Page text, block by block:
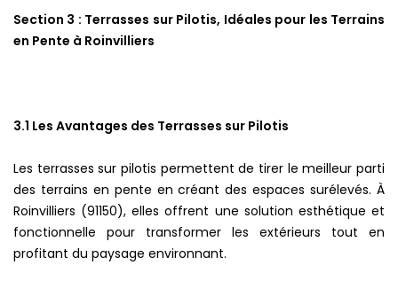
Section 3 : Terrasses sur Pilotis, Idéales pour les Terrains
en Pente à Roinvilliers
3.1 Les Avantages des Terrasses sur Pilotis
Les terrasses sur pilotis permettent de tirer le meilleur parti
des terrains en pente en créant des espaces surélevés. À
Roinvilliers (91150), elles offrent une solution esthétique et
fonctionnelle pour transformer les extérieurs tout en
profitant du paysage environnant.